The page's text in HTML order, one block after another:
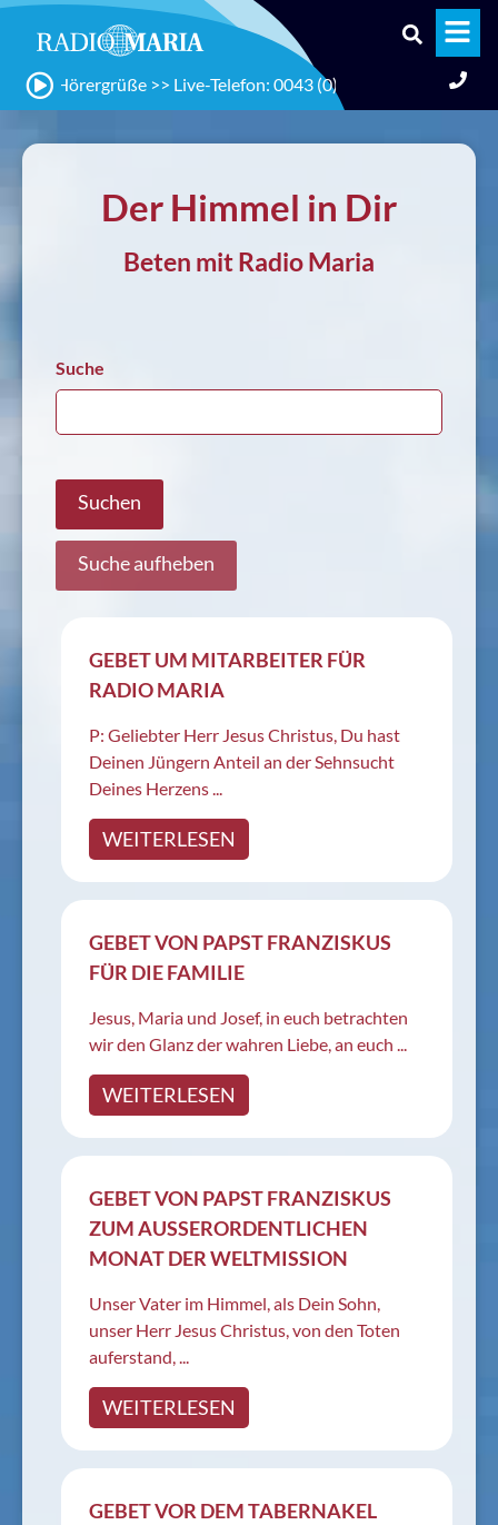
Hörergrüße >> Live-Telefon: 0043 (0) 720 / 578 578
Der Himmel in Dir
Beten mit Radio Maria
Suche
GEBET UM MITARBEITER FÜR
RADIO MARIA
P: Geliebter Herr Jesus Christus, Du hast
Deinen Jüngern Anteil an der Sehnsucht
Deines Herzens ...
WEITERLESEN
GEBET VON PAPST FRANZISKUS
FÜR DIE FAMILIE
Jesus, Maria und Josef, in euch betrachten
wir den Glanz der wahren Liebe, an euch ...
WEITERLESEN
GEBET VON PAPST FRANZISKUS
ZUM AUSSERORDENTLICHEN M
ONAT DER WELTMISSION
Unser Vater im Himmel, als Dein Sohn,
unser Herr Jesus Christus, von den Toten
auferstand, ...
WEITERLESEN
GEBET VOR DEM TABERNAKEL